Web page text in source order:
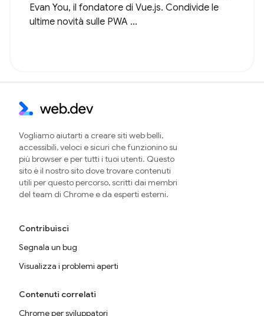
Evan You, il fondatore di Vue.js. Condivide le
ultime novità sulle PWA ...
Vogliamo aiutarti a creare siti web belli,
accessibili, veloci e sicuri che funzionino su
più browser e per tutti i tuoi utenti. Questo
sito è il nostro sito dove trovare contenuti
utili per questo percorso, scritti dai membri
del team di Chrome e da esperti esterni.
Contribuisci
Segnala un bug
Visualizza i problemi aperti
Contenuti correlati
Chrome per sviluppatori